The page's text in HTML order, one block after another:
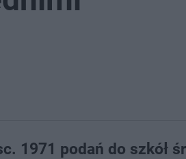
1971 podań do szkół